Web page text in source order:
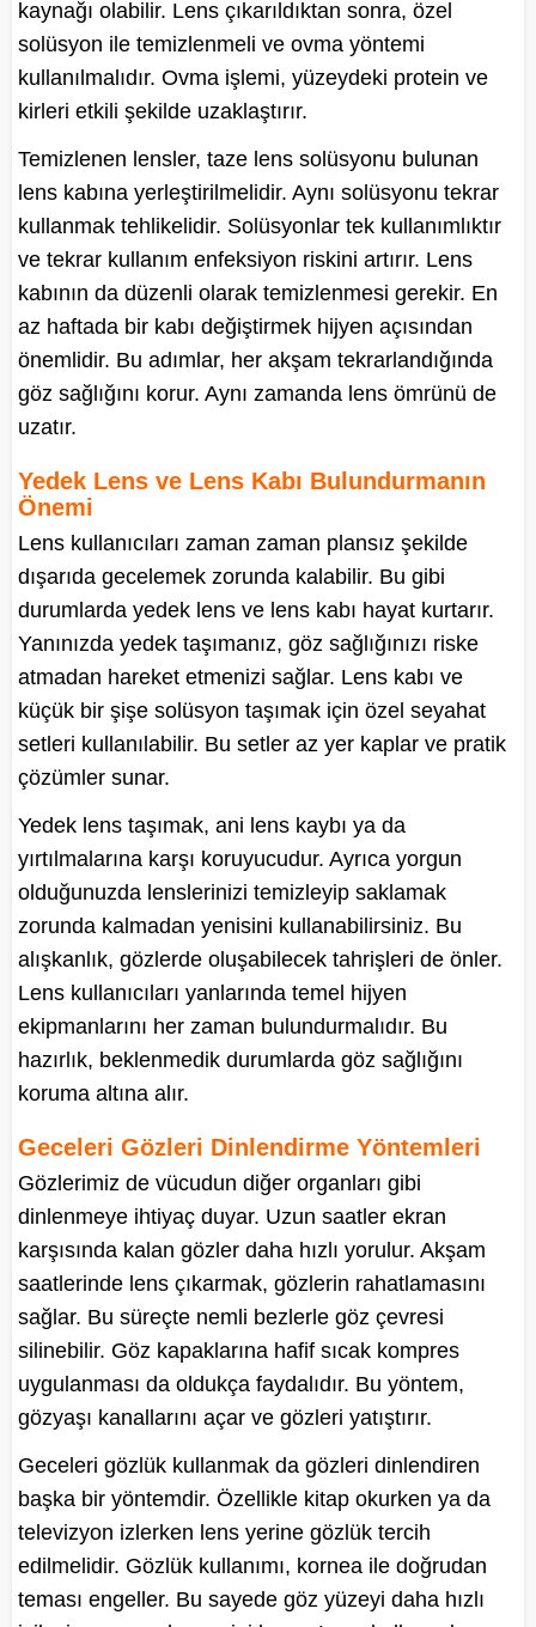
kaynağı olabilir. Lens çıkarıldıktan sonra, özel
solüsyon ile temizlenmeli ve ovma yöntemi
kullanılmalıdır. Ovma işlemi, yüzeydeki protein ve
kirleri etkili şekilde uzaklaştırır.
Temizlenen lensler, taze lens solüsyonu bulunan
lens kabına yerleştirilmelidir. Aynı solüsyonu tekrar
kullanmak tehlikelidir. Solüsyonlar tek kullanımlıktır
ve tekrar kullanım enfeksiyon riskini artırır. Lens
kabının da düzenli olarak temizlenmesi gerekir. En
az haftada bir kabı değiştirmek hijyen açısından
önemlidir. Bu adımlar, her akşam tekrarlandığında
göz sağlığını korur. Aynı zamanda lens ömrünü de
uzatır.
Yedek Lens ve Lens Kabı Bulundurmanın
Önemi
Lens kullanıcıları zaman zaman plansız şekilde
dışarıda gecelemek zorunda kalabilir. Bu gibi
durumlarda yedek lens ve lens kabı hayat kurtarır.
Yanınızda yedek taşımanız, göz sağlığınızı riske
atmadan hareket etmenizi sağlar. Lens kabı ve
küçük bir şişe solüsyon taşımak için özel seyahat
setleri kullanılabilir. Bu setler az yer kaplar ve pratik
çözümler sunar.
Yedek lens taşımak, ani lens kaybı ya da
yırtılmalarına karşı koruyucudur. Ayrıca yorgun
olduğunuzda lenslerinizi temizleyip saklamak
zorunda kalmadan yenisini kullanabilirsiniz. Bu
alışkanlık, gözlerde oluşabilecek tahrişleri de önler.
Lens kullanıcıları yanlarında temel hijyen
ekipmanlarını her zaman bulundurmalıdır. Bu
hazırlık, beklenmedik durumlarda göz sağlığını
koruma altına alır.
Geceleri Gözleri Dinlendirme Yöntemleri
Gözlerimiz de vücudun diğer organları gibi
dinlenmeye ihtiyaç duyar. Uzun saatler ekran
karşısında kalan gözler daha hızlı yorulur. Akşam
saatlerinde lens çıkarmak, gözlerin rahatlamasını
sağlar. Bu süreçte nemli bezlerle göz çevresi
silinebilir. Göz kapaklarına hafif sıcak kompres
uygulanması da oldukça faydalıdır. Bu yöntem,
gözyaşı kanallarını açar ve gözleri yatıştırır.
Geceleri gözlük kullanmak da gözleri dinlendiren
başka bir yöntemdir. Özellikle kitap okurken ya da
televizyon izlerken lens yerine gözlük tercih
edilmelidir. Gözlük kullanımı, kornea ile doğrudan
teması engeller. Bu sayede göz yüzeyi daha hızlı